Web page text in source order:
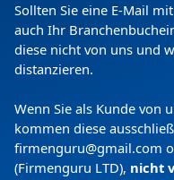
Copyright (c) 2024
Donnerstag der 06.
Sollten Sie eine E-Mail
auch Ihr
diese nicht von uns und
distanzieren.
Wenn Sie als Kunde von
kommen diese
firmenguru@gmail.com
(Firmenguru LTD), nicht